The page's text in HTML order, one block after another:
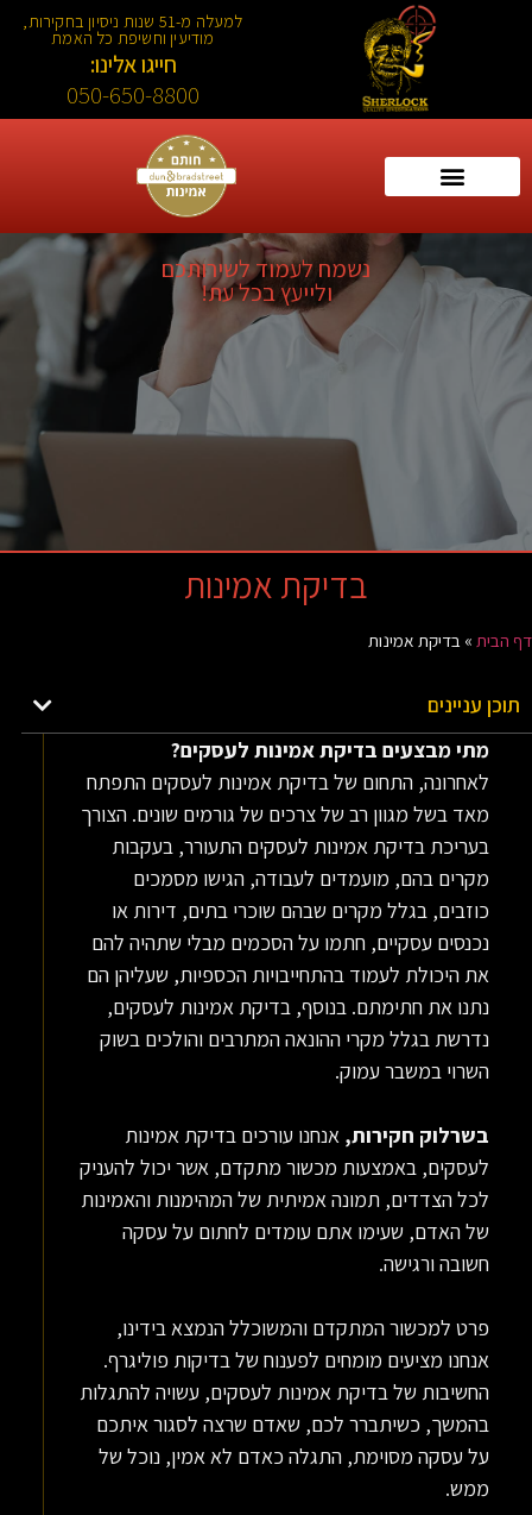
למעלה מ-51 שנות ניסיון בחקירות,
מודיעין וחשיפת כל האמת
חייגו אלינו:
050-650-8800
נשמח לעמוד לשירותכם
ולייעץ בכל עת!
בדיקת אמינות
דף הבית » בדיקת אמינות
תוכן עניינים
מתי מבצעים בדיקת אמינות לעסקים?
לאחרונה, התחום של בדיקת אמינות לעסקים התפתח
מאד בשל מגוון רב של צרכים של גורמים שונים. הצורך
בעריכת בדיקת אמינות לעסקים התעורר, בעקבות
מקרים בהם, מועמדים לעבודה, הגישו מסמכים
כוזבים, בגלל מקרים שבהם שוכרי בתים, דירות או
נכנסים עסקיים, חתמו על הסכמים מבלי שתהיה להם
את היכולת לעמוד בהתחייבויות הכספיות, שעליהן הם
נתנו את חתימתם. בנוסף, בדיקת אמינות לעסקים,
נדרשת בגלל מקרי ההונאה המתרבים והולכים בשוק
השרוי במשבר עמוק.
בשרלוק חקירות, אנחנו עורכים בדיקת אמינות
לעסקים, באמצעות מכשור מתקדם, אשר יכול להעניק
לכל הצדדים, תמונה אמיתית של המהימנות והאמינות
של האדם, שעימו אתם עומדים לחתום על עסקה
חשובה ורגישה.
פרט למכשור המתקדם והמשוכלל הנמצא בידינו,
אנחנו מציעים מומחים לפענוח של בדיקות פוליגרף.
החשיבות של בדיקת אמינות לעסקים, עשויה להתגלות
בהמשך, כשיתברר לכם, שאדם שרצה לסגור איתכם
על עסקה מסוימת, התגלה כאדם לא אמין, נוכל של
ממש.